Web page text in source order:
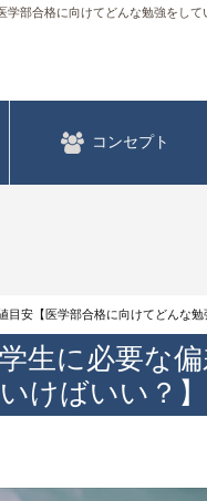
部合格に向けてどんな勉強をし
コンセプト
目安【医学部合格に向けてどんな勉
生に必要な
けばいい？】